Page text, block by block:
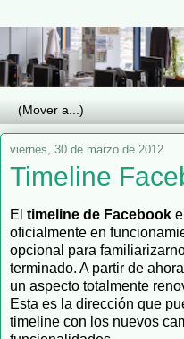
viernes, 30 de marzo de 2012
Timeline
El timeline de Facebook
oficialmente en
opcional para
terminado. A partir de
un aspecto totalmente
Esta es la dirección que
timeline con los nuevos